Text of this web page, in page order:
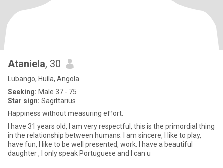
Ataniela, 30
Lubango, Huíla, Angola
Seeking: Male 37 - 75
Star sign: Sagittarius
Happiness without measuring effort.
in the relationship between humans. I am sincere, I like to play,
have fun, I like to be well presented, work. I have a beautiful
daughter , I only speak Portuguese and I can u